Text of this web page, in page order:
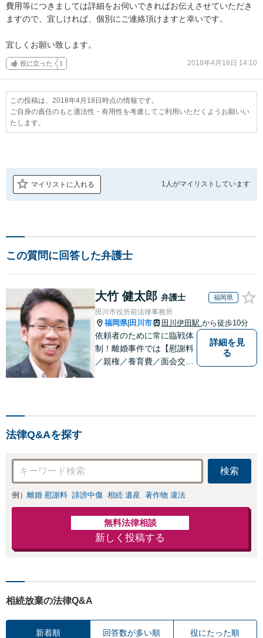
費用等につきましては詳細をお伺いできればお伝えさせていただき
ますので、宜しければ、個別にご連絡頂けますと幸いです。
宜しくお願い致します。
役に立った 1 2018年4月18日 14:10
この投稿は、2018年4月18日時点の情報です。
ご自身の責任のもと適法性・有用性を考慮してご利用いただくようお願いい
たします。
マイリストに入れる 1人がマイリストしています
この質問に回答した弁護士
大竹 健太郎 弁護士 福岡県
田川市役所前法律事務所
福岡県| 田川市 田川伊田駅 から徒歩10分
依頼者のために常に臨戦体
制！離婚事件では【慰謝料
／親権／養育費／面会交流
詳細を見
る
法律Q&Aを探す
検索
例） 離婚 慰謝料 誹謗中傷 相続 遺産 著作物 違法
無料法律相談
新しく投稿する
相続放棄の法律Q&A
新着順 回答数が多い順 役にたった順